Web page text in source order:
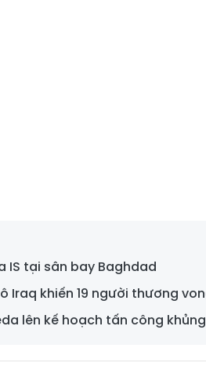
IS tại sân bay Baghdad
Iraq khiến 19 người thương
lên kế hoạch tấn công